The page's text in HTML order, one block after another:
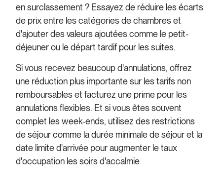
en surclassement ? Essayez de réduire les écarts
de prix entre les catégories de chambres et
d'ajouter des valeurs ajoutées comme le petit-
déjeuner ou le départ tardif pour les suites.
Si vous recevez beaucoup d'annulations, offrez
une réduction plus importante sur les tarifs non
remboursables et facturez une prime pour les
annulations flexibles. Et si vous êtes souvent
complet les week-ends, utilisez des restrictions
de séjour comme la durée minimale de séjour et la
date limite d'arrivée pour augmenter le taux
d'occupation les soirs d'accalmie